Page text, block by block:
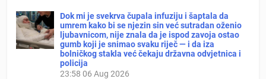
Dok mi je svekrva čupala infuziju i šaptala da
umrem kako bi se njezin sin već sutradan oženio
ljubavnicom, nije znala da je ispod zavoja ostao
gumb koji je snimao svaku riječ — i da iza
bolničkog stakla već čekaju državna odvjetnica i
policija
23:58 06 Aug 2026